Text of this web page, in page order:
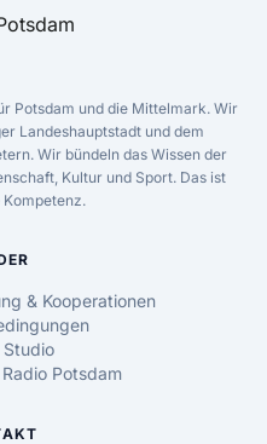
Potsdam und die Mittelmark. Wir
Landeshauptstadt und dem
Wir bündeln das Wissen der
Kultur und Sport. Das ist
& Kooperationen
Studio
Potsdam